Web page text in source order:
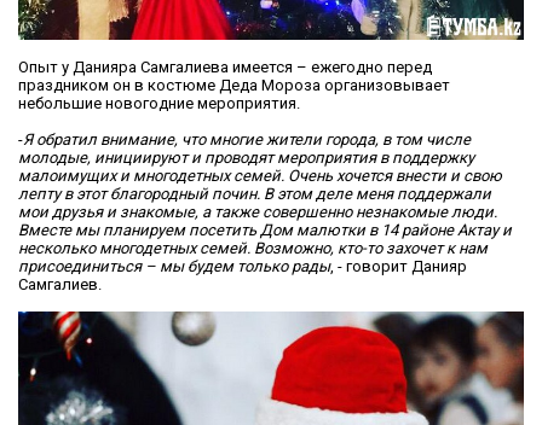
Опыт у Данияра Самгалиева имеется – ежегодно перед
праздником он в костюме Деда Мороза организовывает
небольшие новогодние мероприятия.
-Я обратил внимание, что многие жители города, в том числе
молодые, инициируют и проводят мероприятия в поддержку
малоимущих и многодетных семей. Очень хочется внести и свою
лепту в этот благородный почин. В этом деле меня поддержали
мои друзья и знакомые, а также совершенно незнакомые люди.
Вместе мы планируем посетить Дом малютки в 14 районе Актау и
несколько многодетных семей. Возможно, кто-то захочет к нам
присоединиться – мы будем только рады, - говорит Данияр
Самгалиев.